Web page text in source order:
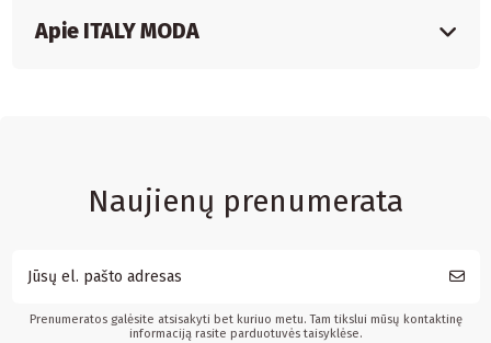
Apie ITALY MODA
Naujienų prenumerata
Prenumeratos galėsite atsisakyti bet kuriuo metu. Tam tikslui mūsų kontaktinę
informaciją rasite parduotuvės taisyklėse.